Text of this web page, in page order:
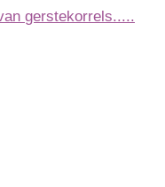
gerstekorrels.....